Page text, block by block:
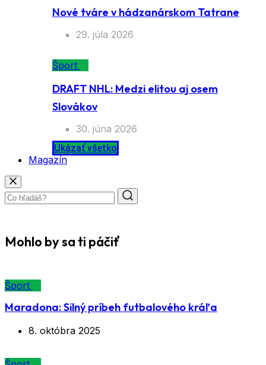
Nové tváre v hádzanárskom Tatrane
29. júla 2026
Šport
DRAFT NHL: Medzi elitou aj osem
Slovákov
30. júna 2026
Ukázať všetko
Magazín
Mohlo by sa ti páčiť
Šport
Maradona: Silný príbeh futbalového kráľa
8. októbra 2025